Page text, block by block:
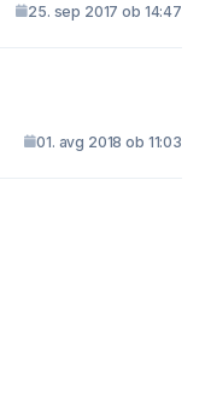
25. sep 2017 ob 14:47
01. avg 2018 ob 11:03